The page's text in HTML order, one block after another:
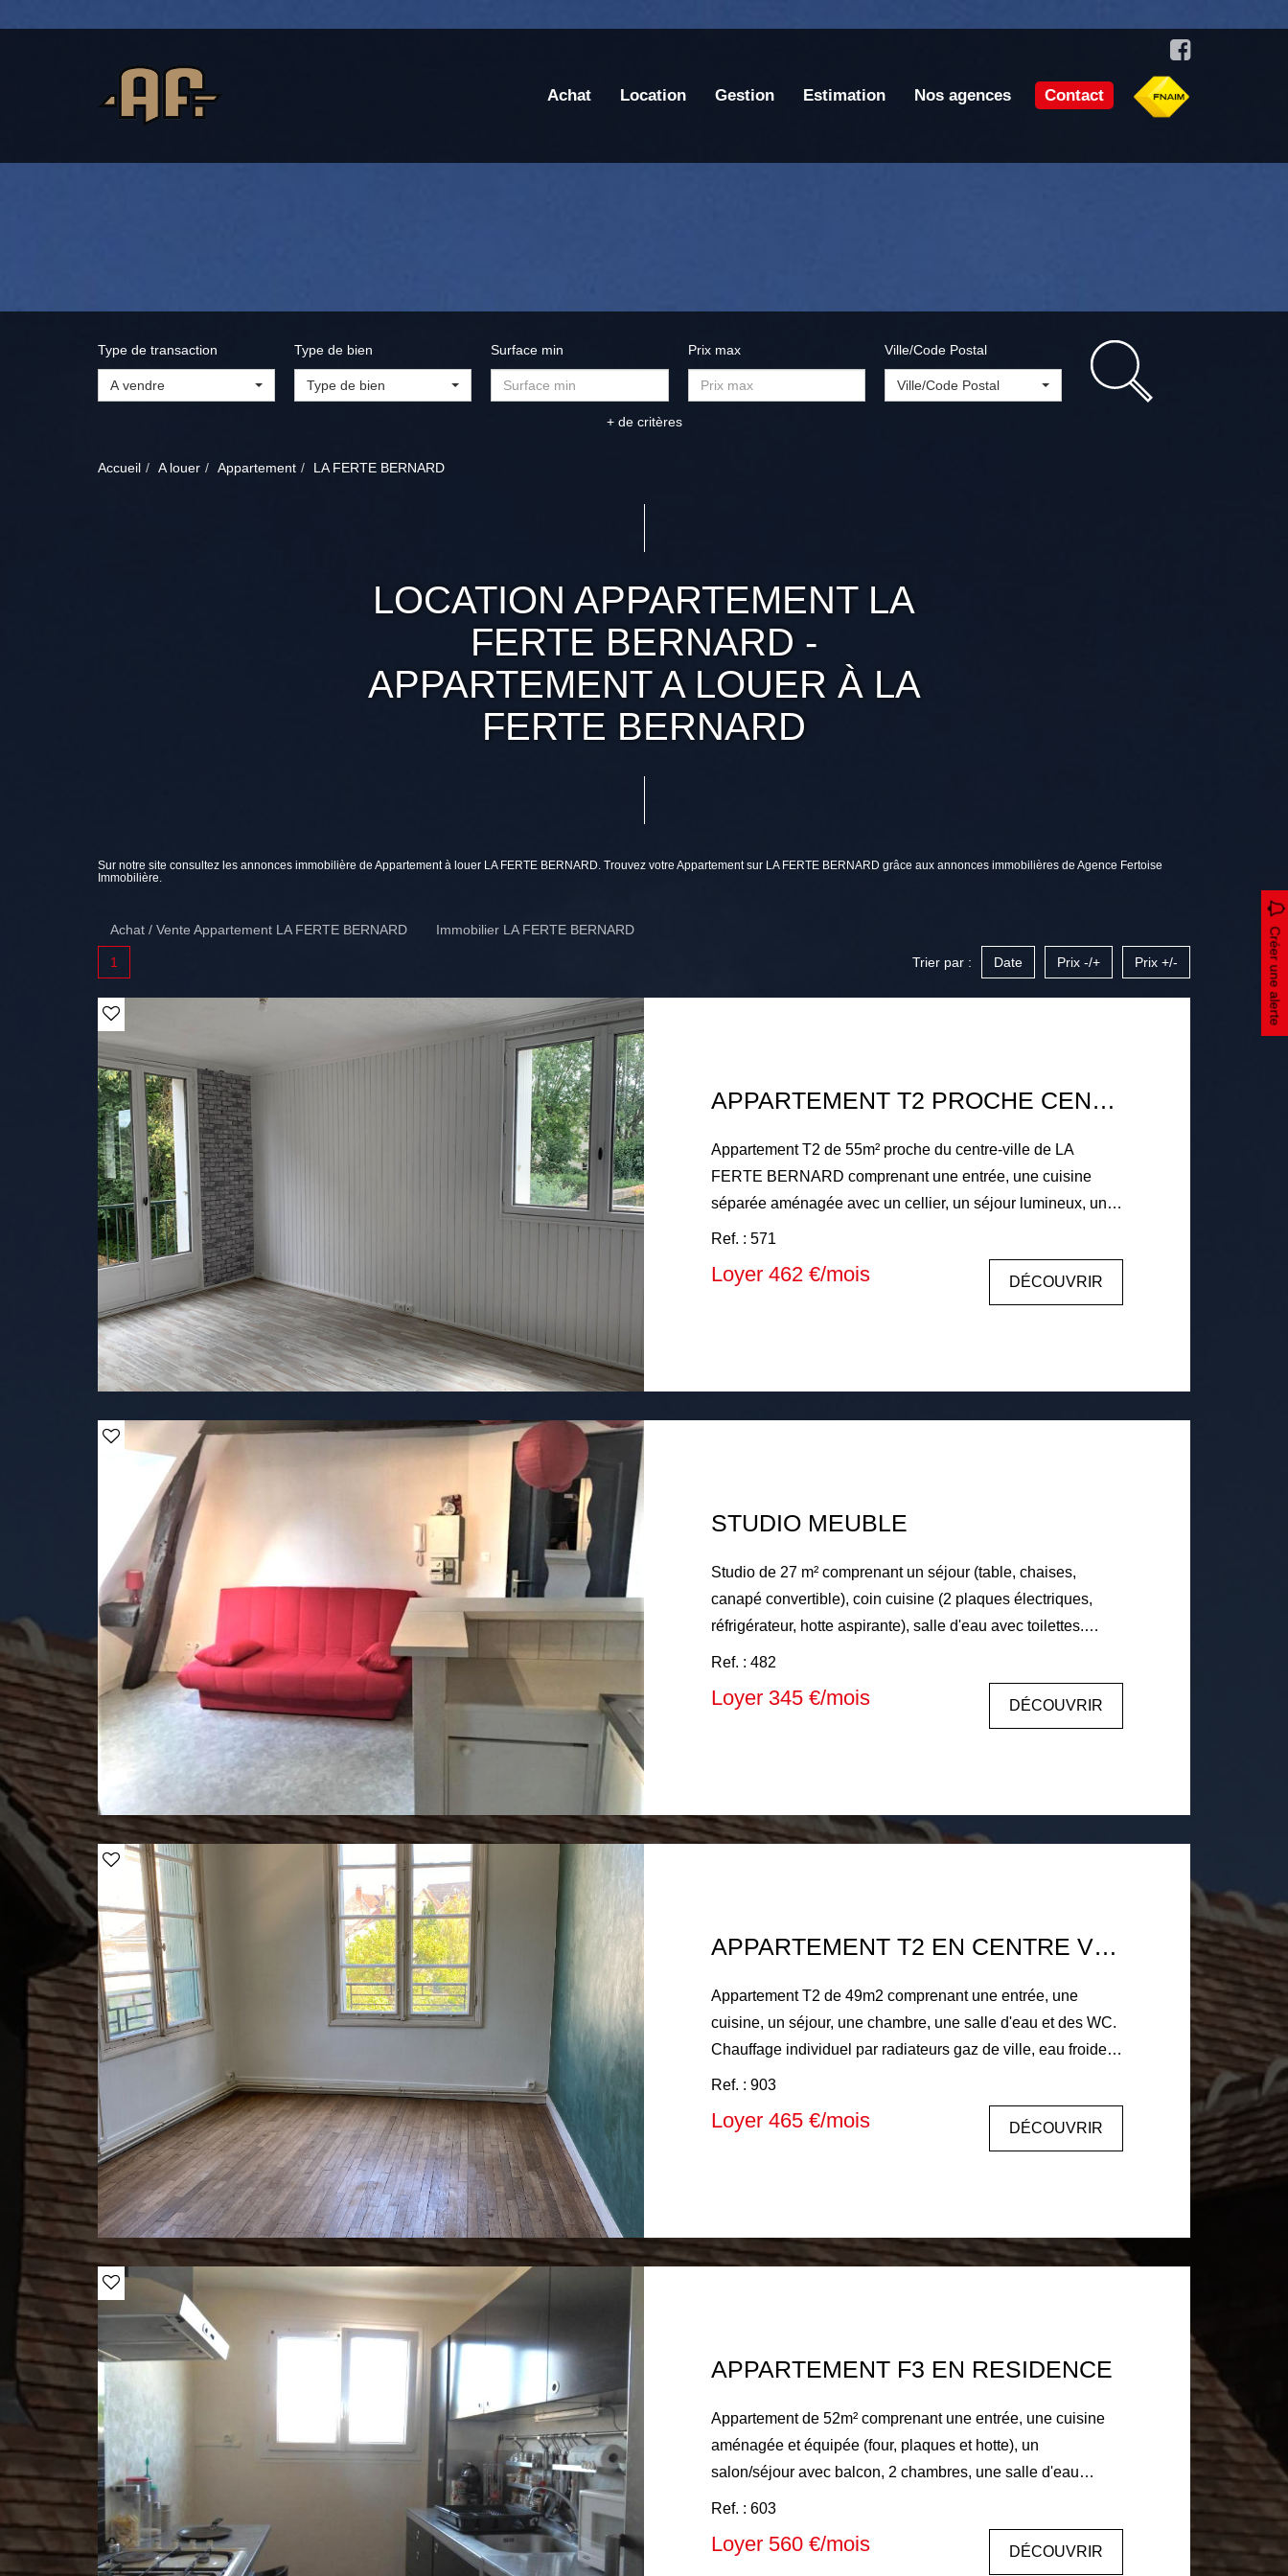
Achat Location Gestion Estimation Nos agences Contact
Type de transaction
A vendre
Type de bien
Type de bien
Surface min Prix max Ville/Code Postal
Ville/Code Postal
+ de critères
Accueil A louer Appartement LA FERTE BERNARD
LOCATION APPARTEMENT LA
FERTE BERNARD -
APPARTEMENT A LOUER À LA
FERTE BERNARD
Sur notre site consultez les annonces immobilière de Appartement à louer LA FERTE BERNARD. Trouvez votre Appartement sur LA FERTE BERNARD grâce aux annonces immobilières de Agence Fertoise
Immobilière.
Achat / Vente Appartement LA FERTE BERNARD Immobilier LA FERTE BERNARD Créer une alerte
1 Trier par : Date Prix -/+ Prix +/-
APPARTEMENT T2 PROCHE CENTRE-VILLE DE LA FERTE BERNARD
Appartement T2 de 55m² proche du centre-ville de LA
FERTE BERNARD comprenant une entrée, une cuisine
séparée aménagée avec un cellier, un séjour lumineux, un
couloir avec placards, une chambre, une salle d'eau et des
toilettes séparées. Le logement dispose d'une cave.
Chauffage collectif à 30% au gaz de ville et 70% réparti
selon les décompteurs individuels, Eau froide collective et
collective, chauffage au gaz de ville collectif à 30%, entretien
et électricité des parties communes, entretien des extérieurs)
Ref. : 571
Loyer 462 €/mois DÉCOUVRIR
STUDIO MEUBLE
Studio de 27 m² comprenant un séjour (table, chaises,
canapé convertible), coin cuisine (2 plaques électriques,
réfrigérateur, hotte aspirante), salle d'eau avec toilettes.
Emplacement de stationnement n° 8. Chauffage individuel
électrique, eau froide individuelle, eau chaude individuelle.
Loyer mensuel de 345€ dont 20€ de charges (entretien et
Ref. : 482
Loyer 345 €/mois DÉCOUVRIR
APPARTEMENT T2 EN CENTRE VILLE
Appartement T2 de 49m2 comprenant une entrée, une
cuisine, un séjour, une chambre, une salle d'eau et des WC.
Chauffage individuel par radiateurs gaz de ville, eau froide
individuelle, eau chaude par chaudière gaz de ville Loyer
mensuel : 465 € comprenant 20€ de charges (entretien et
électricité des parties communes, entretien de la chaudière)
Honoraires à la charge du locataire : 441€ comprenant 98€
Ref. : 903
Loyer 465 €/mois DÉCOUVRIR
APPARTEMENT F3 EN RESIDENCE
Appartement de 52m² comprenant une entrée, une cuisine
aménagée et équipée (four, plaques et hotte), un
salon/séjour avec balcon, 2 chambres, une salle d'eau
(lavabo, douche), toilettes. Chauffage collectif au fuel par le
sol, eau chaude individuelle chauffe eau Electrique, eau
froide individuelle. Loyer mensuel : 560 € comprenant 130 €
Ref. : 603
Loyer 560 €/mois DÉCOUVRIR